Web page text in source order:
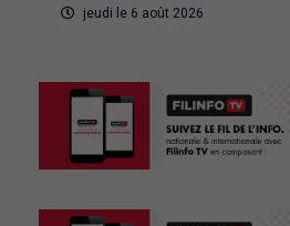
jeudi le 6 août 2026